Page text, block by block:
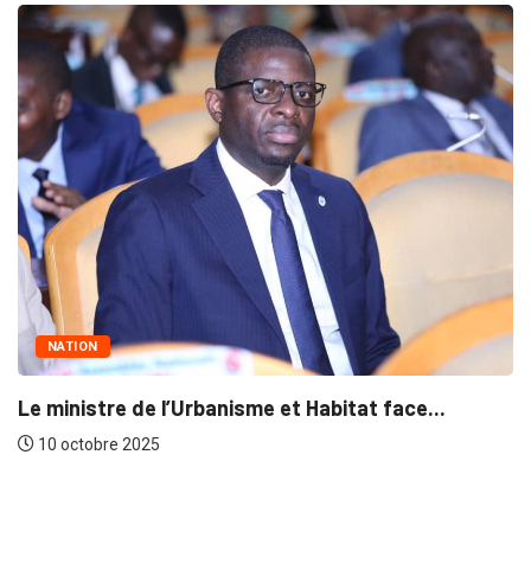
de l’Urbanisme et Habitat face...
2025
MÉDIAS
Le